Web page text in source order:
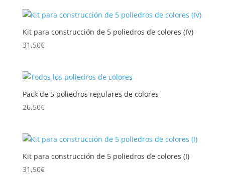
Kit para construcción de 5 poliedros de colores (IV)
31,50€
Pack de 5 poliedros regulares de colores
26,50€
Kit para construcción de 5 poliedros de colores (I)
31,50€